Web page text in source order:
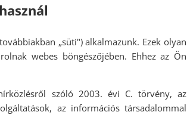
„süti") alkalmazunk. Ezek olyan
webes böngészőjében. Ehhez az Ön
szóló 2003. évi C. törvény, az
az információs társadalommal